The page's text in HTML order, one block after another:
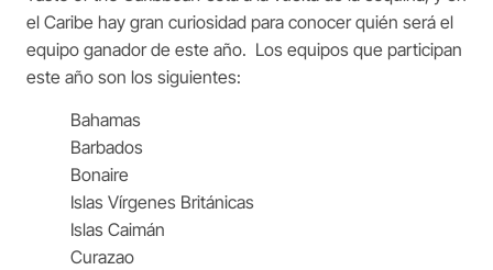
el Caribe hay gran curiosidad para conocer quién será el
equipo ganador de este año. Los equipos que participan
este año son los siguientes:
Bahamas
Barbados
Bonaire
Islas Vírgenes Británicas
Islas Caimán
Curazao